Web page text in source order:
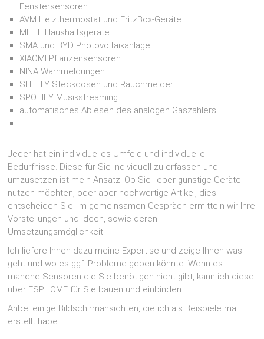
Fenstersensoren
AVM Heizthermostat und FritzBox-Geräte
MIELE Haushaltsgeräte
SMA und BYD Photovoltaikanlage
XIAOMI Pflanzensensoren
NINA Warnmeldungen
SHELLY Steckdosen und Rauchmelder
SPOTIFY Musikstreaming
automatisches Ablesen des analogen Gaszählers
….
Jeder hat ein individuelles Umfeld und individuelle
Bedürfnisse. Diese für Sie individuell zu erfassen und
umzusetzen ist mein Ansatz. Ob Sie lieber günstige Geräte
nutzen möchten, oder aber hochwertige Artikel, dies
entscheiden Sie. Im gemeinsamen Gespräch ermitteln wir Ihre
Vorstellungen und Ideen, sowie deren
Umsetzungsmöglichkeit.
Ich liefere Ihnen dazu meine Expertise und zeige Ihnen was
geht und wo es ggf. Probleme geben könnte. Wenn es
manche Sensoren die Sie benötigen nicht gibt, kann ich diese
über ESPHOME für Sie bauen und einbinden.
Anbei einige Bildschirmansichten, die ich als Beispiele mal
erstellt habe.